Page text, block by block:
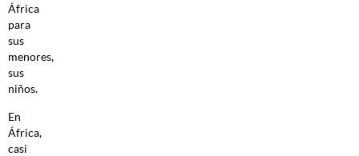
África
para
sus
menores,
sus
niños.
En
África,
casi